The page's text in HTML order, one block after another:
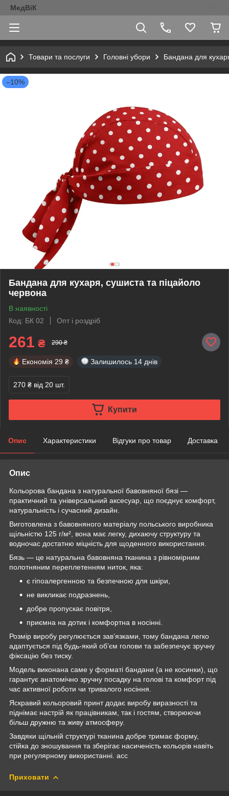
МедВіК
Товари та послуги Головні убори Бандана для
–10%
Бандана для кухаря, сушиста та піцайоло
червона
В наявності
Код: БК 02
Опт і роздріб
261 ₴ 290 ₴
Економія 29 ₴ Залишилось 14 днів
270 ₴ від 20 шт.
Купити
Опис Характеристики Відгуки про товар Доставка
Опис
Кольорова бандана з натуральної бавовняної бязі —
практичний та універсальний аксесуар, що поєднує комфорт,
натуральність і сучасний дизайн.
Виготовлена з бавовняного матеріалу польського виробника
щільністю 125 г/м², вона має легку, дихаючу структуру та
водночас достатню міцність для щоденного використання.
Бязь — це натуральна бавовняна тканина з рівномірним
полотняним переплетенням ниток, яка:
є гіпоалергенною та безпечною для шкіри,
не викликає подразнень,
добре пропускає повітря,
приємна на дотик і комфортна в носінні.
Розмір виробу регулюється зав’язками, тому бандана легко
адаптується під будь-який об’єм голови та забезпечує зручну
фіксацію без тиску.
Модель виконана саме у форматі бандани (а не косинки), що
гарантує анатомічно зручну посадку на голові та комфорт під
час активної роботи чи тривалого носіння.
Яскравий кольоровий принт додає виробу виразності та
піднімає настрій як працівникам, так і гостям, створюючи
більш дружню та живу атмосферу.
Завдяки щільній структурі тканина добре тримає форму,
стійка до зношування та зберігає насиченість кольорів навіть
при регулярному використанні. acc
Приховати